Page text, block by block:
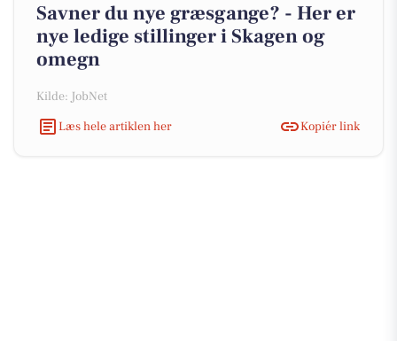
Savner du nye græsgange? - Her er
nye ledige stillinger i Skagen og
omegn
Kilde: JobNet
Læs hele artiklen her
Kopiér link